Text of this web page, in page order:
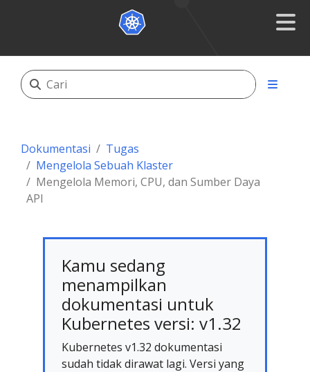
Dokumentasi
Tugas
Mengelola Sebuah Klaster
Mengelola Memori, CPU, dan Sumber Daya
API
Kamu sedang
menampilkan
dokumentasi untuk
Kubernetes versi: v1.32
Kubernetes v1.32 dokumentasi
sudah tidak dirawat lagi. Versi yang